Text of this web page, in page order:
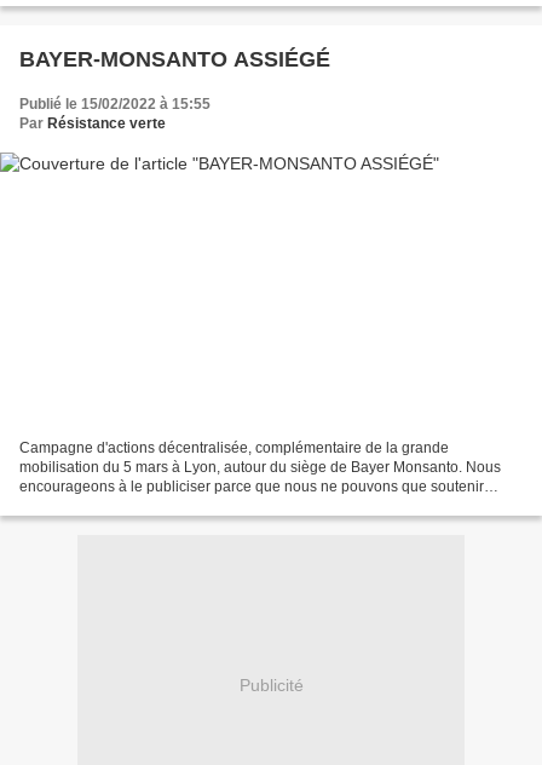
BAYER-MONSANTO ASSIÉGÉ
Publié le 15/02/2022 à 15:55
Par Résistance verte
Campagne d'actions décentralisée, complémentaire de la grande
mobilisation du 5 mars à Lyon, autour du siège de Bayer Monsanto. Nous
encourageons à le publiciser parce que nous ne pouvons que soutenir
Publicité